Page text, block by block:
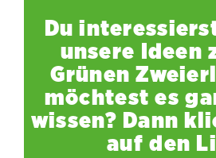
Du
unsere Ideen
Grünen
möchtest es
wissen? Dann
auf den